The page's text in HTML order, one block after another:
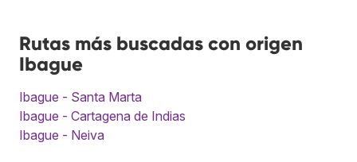
Rutas más buscadas con origen
Ibague
Ibague - Santa Marta
Ibague - Cartagena de Indias
Ibague - Neiva